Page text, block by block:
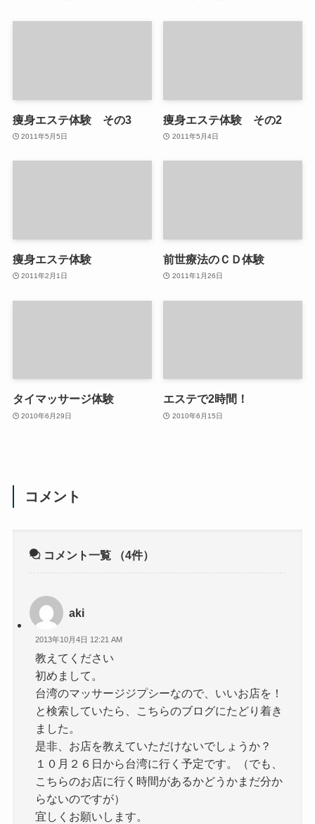
痩身エステ体験 その3
2011年5月5日
痩身エステ体験 その2
2011年5月4日
痩身エステ体験
2011年2月1日
前世療法のＣＤ体験
2011年1月26日
タイマッサージ体験
2010年6月29日
エステで2時間！
2010年6月15日
コメント
コメント一覧 （4件）
aki
2013年10月4日 12:21 AM
教えてください
初めまして。
台湾のマッサージジプシーなので、いいお店を！
と検索していたら、こちらのブログにたどり着き
ました。
是非、お店を教えていただけないでしょうか？
１０月２６日から台湾に行く予定です。（でも、
こちらのお店に行く時間があるかどうかまだ分か
らないのですが）
宜しくお願いします。